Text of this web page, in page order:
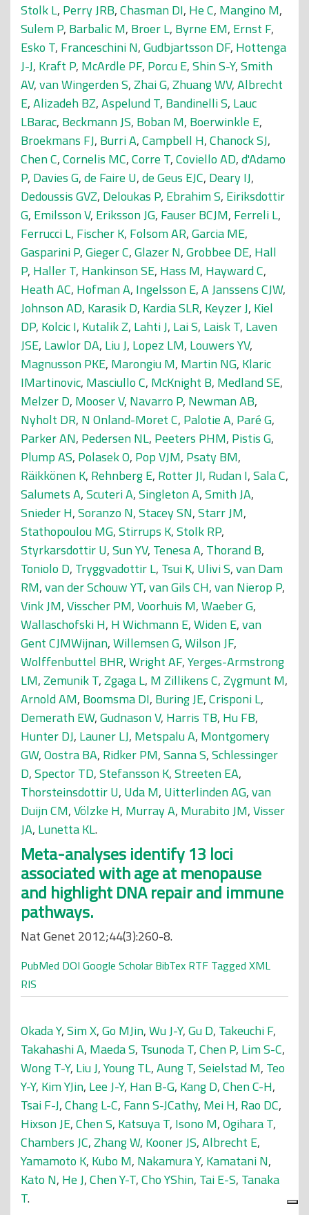
Stolk L, Perry JRB,Chasman DI, He C, Mangino M,
Sulem P, Barbalic M, Broer L, Byrne EM, Ernst F,
Esko T, Franceschini N,Gudbjartsson DF, Hottenga
J-J, Kraft P, McArdle PF, Porcu E,Shin S-Y,Smith
AV,van Wingerden S,Zhai G,Zhuang WV,Albrecht
E,Alizadeh BZ,Aspelund T, Bandinelli S, Lauc
LBarac, Beckmann JS, Boban M, Boerwinkle E,
Broekmans FJ, Burri A,Campbell H,Chanock SJ,
Chen C,Cornelis MC,Corre T,Coviello AD,d'Adamo
P, Davies G,de Faire U,de Geus EJC, Deary IJ,
Dedoussis GVZ, Deloukas P, Ebrahim S, Eiriksdottir
G, Emilsson V, Eriksson JG, Fauser BCJM, Ferreli L,
Ferrucci L, Fischer K, Folsom AR,Garcia ME,
Gasparini P,Gieger C,Glazer N,Grobbee DE, Hall
P, Haller T, Hankinson SE, Hass M, Hayward C,
Heath AC, Hofman A, Ingelsson E,A Janssens CJW,
Johnson AD, Karasik D, Kardia SLR, Keyzer J, Kiel
DP, Kolcic I, Kutalik Z, Lahti J, Lai S, Laisk T, Laven
JSE, Lawlor DA, Liu J, Lopez LM, Louwers YV,
Magnusson PKE, Marongiu M, Martin NG, Klaric
IMartinovic, Masciullo C, McKnight B, Medland SE,
Melzer D, Mooser V, Navarro P, Newman AB,
Nyholt DR, N Onland-Moret C, Palotie A, Paré G,
Parker AN, Pedersen NL, Peeters PHM, Pistis G,
Plump AS, Polasek O, Pop VJM, Psaty BM,
Räikkönen K, Rehnberg E, Rotter JI, Rudan I,Sala C,
Salumets A,Scuteri A,Singleton A,Smith JA,
Snieder H,Soranzo N,Stacey SN,Starr JM,
Stathopoulou MG,Stirrups K,Stolk RP,
Styrkarsdottir U,Sun YV, Tenesa A, Thorand B,
Toniolo D, Tryggvadottir L, Tsui K, Ulivi S,van Dam
RM,van der Schouw YT,van Gils CH,van Nierop P,
Vink JM,Visscher PM,Voorhuis M,Waeber G,
Wallaschofski H, H Wichmann E,Widen E,van
Gent CJMWijnan,Willemsen G,Wilson JF,
Wolffenbuttel BHR,Wright AF,Yerges-Armstrong
LM,Zemunik T,Zgaga L, M Zillikens C,Zygmunt M,
Arnold AM, Boomsma DI, Buring JE,Crisponi L,
Demerath EW,Gudnason V, Harris TB, Hu FB,
Hunter DJ, Launer LJ, Metspalu A, Montgomery
GW,Oostra BA, Ridker PM,Sanna S,Schlessinger
D,Spector TD,Stefansson K,Streeten EA,
Thorsteinsdottir U, Uda M, Uitterlinden AG,van
Duijn CM,Völzke H, Murray A, Murabito JM,Visser
JA, Lunetta KL.
Meta-analyses identify 13 loci
associated with age at menopause
and highlight DNA repair and immune
pathways.
Nat Genet 2012;44(3):260-8.
PubMed DOI Google Scholar BibTex RTF Tagged XML
RIS
Okada Y,Sim X,Go MJin,Wu J-Y,Gu D, Takeuchi F,
Takahashi A, Maeda S, Tsunoda T,Chen P, Lim S-C,
Wong T-Y, Liu J,Young TL,Aung T,Seielstad M, Teo
Y-Y, Kim YJin, Lee J-Y, Han B-G, Kang D,Chen C-H,
Tsai F-J,Chang L-C, Fann S-JCathy, Mei H, Rao DC,
Hixson JE,Chen S, Katsuya T, Isono M,Ogihara T,
Chambers JC,Zhang W, Kooner JS,Albrecht E,
Yamamoto K, Kubo M, Nakamura Y, Kamatani N,
Kato N, He J,Chen Y-T,Cho YShin, Tai E-S, Tanaka
T.